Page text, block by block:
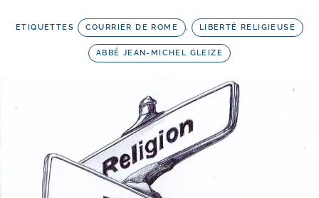
ETIQUETTES COURRIER DE ROME , LIBERTÉ RELIGIEUSE
ABBÉ JEAN-MICHEL GLEIZE